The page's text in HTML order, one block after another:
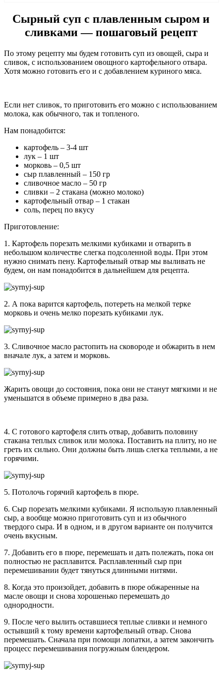
Сырный суп с плавленным сыром и
сливками — пошаговый рецепт
По этому рецепту мы будем готовить суп из овощей, сыра и
сливок, с использованием овощного картофельного отвара.
Хотя можно готовить его и с добавлением куриного мяса.
Если нет сливок, то приготовить его можно с использованием
молока, как обычного, так и топленого.
Нам понадобится:
картофель – 3-4 шт
лук – 1 шт
морковь – 0,5 шт
сыр плавленный – 150 гр
сливочное масло – 50 гр
сливки – 2 стакана (можно молоко)
картофельный отвар – 1 стакан
соль, перец по вкусу
Приготовление:
1. Картофель порезать мелкими кубиками и отварить в
небольшом количестве слегка подсоленной воды. При этом
нужно снимать пену. Картофельный отвар мы выливать не
будем, он нам понадобится в дальнейшем для рецепта.
2. А пока варится картофель, потереть на мелкой терке
морковь и очень мелко порезать кубиками лук.
3. Сливочное масло растопить на сковороде и обжарить в нем
вначале лук, а затем и морковь.
Жарить овощи до состояния, пока они не станут мягкими и не
уменьшатся в объеме примерно в два раза.
4. С готового картофеля слить отвар, добавить половину
стакана теплых сливок или молока. Поставить на плиту, но не
греть их сильно. Они должны быть лишь слегка теплыми, а не
горячими.
5. Потолочь горячий картофель в пюре.
6. Сыр порезать мелкими кубиками. Я использую плавленный
сыр, а вообще можно приготовить суп и из обычного
твердого сыра. И в одном, и в другом варианте он получится
очень вкусным.
7. Добавить его в пюре, перемешать и дать полежать, пока он
полностью не расплавится. Расплавленный сыр при
перемешивании будет тянуться длинными нитями.
8. Когда это произойдет, добавить в пюре обжаренные на
масле овощи и снова хорошенько перемешать до
однородности.
9. После чего вылить оставшиеся теплые сливки и немного
остывший к тому времени картофельный отвар. Снова
перемешать. Сначала при помощи лопатки, а затем закончить
процесс перемешивания погружным блендером.